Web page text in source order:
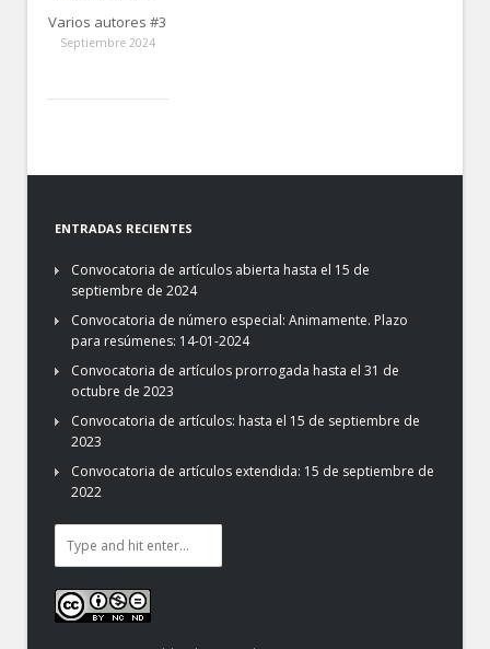
Varios autores #3
Septiembre 2024
ENTRADAS RECIENTES
Convocatoria de artículos abierta hasta el 15 de
septiembre de 2024
Convocatoria de número especial: Animamente. Plazo
para resúmenes: 14-01-2024
Convocatoria de artículos prorrogada hasta el 31 de
octubre de 2023
Convocatoria de artículos: hasta el 15 de septiembre de
2023
Convocatoria de artículos extendida: 15 de septiembre de
2022